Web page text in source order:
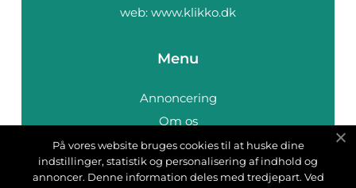
web: www.klikko.dk
Menu
Annoncering
Om os
Cookies
Kontakt os
På vores website bruges cookies til at huske dine
indstillinger, statistik og personalisering af indhold og
annoncer. Denne information deles med tredjepart. Ved